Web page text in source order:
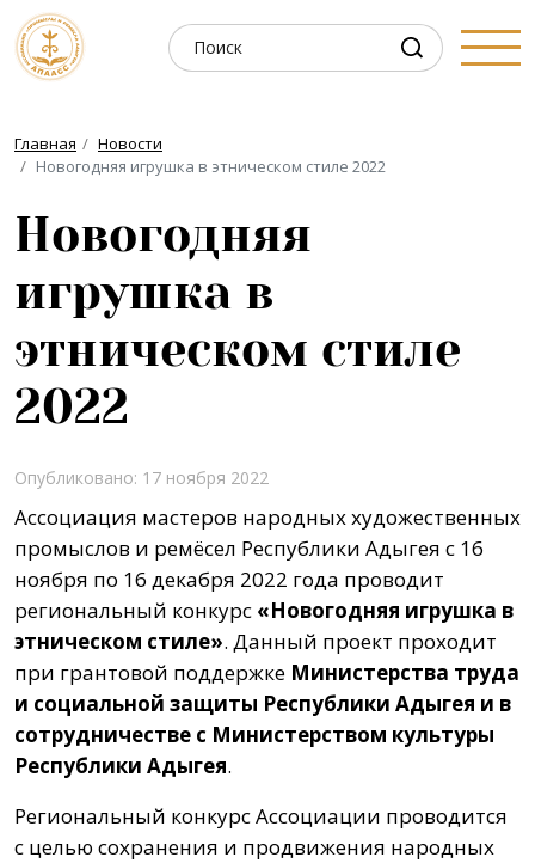
Главная
Новости
Новогодняя игрушка в этническом стиле 2022
Новогодняя
игрушка в
этническом стиле
2022
Опубликовано: 17 ноября 2022
Ассоциация мастеров народных художественных
промыслов и ремёсел Республики Адыгея с 16
ноября по 16 декабря 2022 года проводит
региональный конкурс «Новогодняя игрушка в
этническом стиле». Данный проект проходит
при грантовой поддержке Министерства труда
и социальной защиты Республики Адыгея и в
сотрудничестве с Министерством культуры
Республики Адыгея.
Региональный конкурс Ассоциации проводится
с целью сохранения и продвижения народных